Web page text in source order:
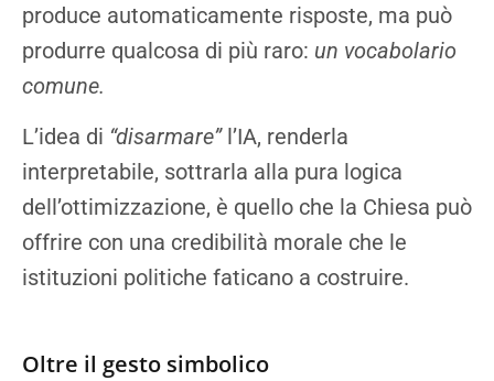
produce automaticamente risposte, ma può
produrre qualcosa di più raro: un vocabolario
comune.
L’idea di “disarmare”l’IA, renderla
interpretabile, sottrarla alla pura logica
dell’ottimizzazione, è quello che la Chiesa può
offrire con una credibilità morale che le
istituzioni politiche faticano a costruire.
Oltre il gesto simbolico